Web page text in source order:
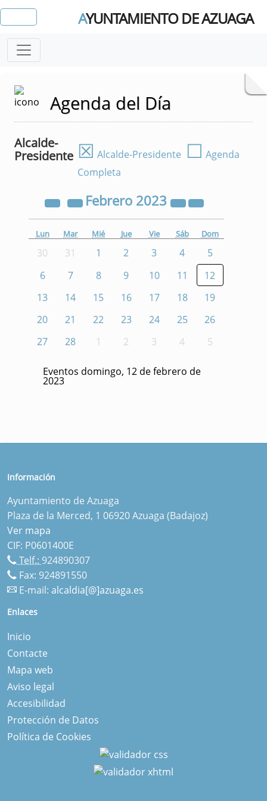
AYUNTAMIENTO DE AZUAGA
Agenda del Día
Alcalde-
Presidente ☒ Alcalde-Presidente ☐ Agenda
Completa
Febrero 2023
Lun Mar Mié Jue Vie Sáb Dom
30 31 1 2 3 4
5
6
7 8 9 10 11
12
13
14 15 16 17 18
19
20
21 22 23 24 25
26
27
28 1 2 3 4 5
Eventos domingo, 12 de febrero de
2023
Información
Ayuntamiento de Azuaga
Plaza de la Merced, 1 06920 Azuaga (Badajoz)
Ver mapa
CIF: P0601400E
Telf.: 924890307
Fax: 924891550
E-mail: alcaldia[@]azuaga.es
Enlaces
Inicio
Contacte
Mapa web
Aviso legal
Accesibilidad
Protección de Datos
Política de Cookies